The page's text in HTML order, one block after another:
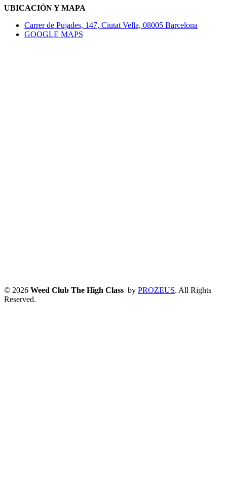
UBICACIÓN Y MAPA
Carrer de Pujades, 147, Ciutat Vella, 08005 Barcelona
GOOGLE MAPS
© 2026 Weed Club The High Class by PROZEUS. All Rights
Reserved.